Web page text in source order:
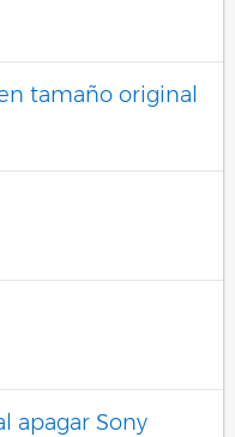
tamaño original
apagar Sony